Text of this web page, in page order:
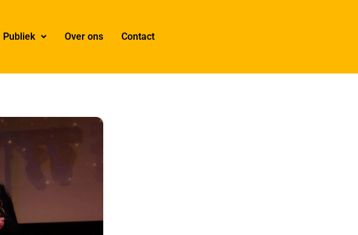
Publiek Over ons Contact